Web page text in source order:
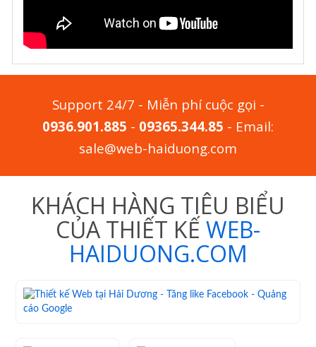
Support 24/7 - Miễn phí cuộc gọi -
0936.901.885 - 09365.344.85 - Email:
sale@web-haiduong.com
KHÁCH HÀNG TIÊU BIỂU
CỦA THIẾT KẾ WEB-
HAIDUONG.COM